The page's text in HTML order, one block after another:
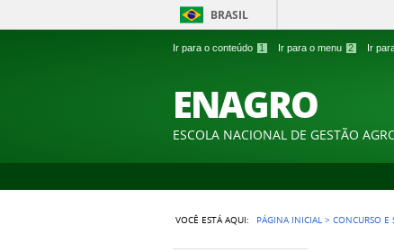
Ir para o conteúdo 1 Ir para o menu 2 Ir
BRASIL
ENAGRO
ESCOLA NACIONAL DE GESTÃO
VOCÊ ESTÁ AQUI: PÁGINA INICIAL >CONCURSO E